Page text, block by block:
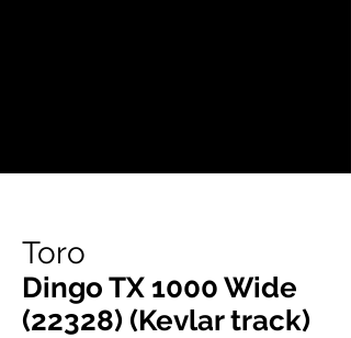
Toro
Dingo TX 1000 Wide
(22328) (Kevlar track)